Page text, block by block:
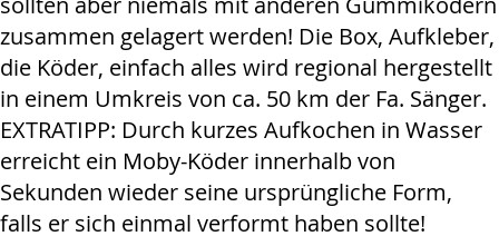
zusammen gelagert werden! Die Box, Aufkleber,
die Köder, einfach alles wird regional hergestellt
in einem Umkreis von ca. 50 km der Fa. Sänger.
EXTRATIPP: Durch kurzes Aufkochen in Wasser
erreicht ein Moby-Köder innerhalb von
Sekunden wieder seine ursprüngliche Form,
falls er sich einmal verformt haben sollte!